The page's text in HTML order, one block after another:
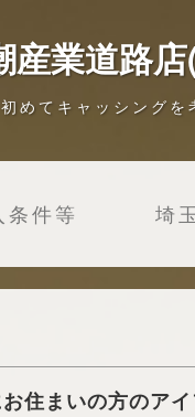
産業道路
めてキャッシングを
条件等 埼
住まいの方のア